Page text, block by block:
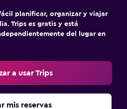
planificar, organizar y viajar
Trips es gratis y está
del lugar en
a usar Trips
mis reservas